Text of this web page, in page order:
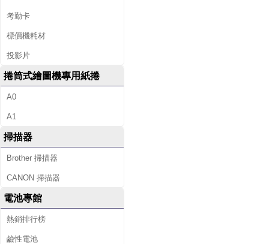
考勤卡
標價機耗材
投影片
捲筒式繪圖機專用紙捲
A0
A1
掃描器
Brother 掃描器
CANON 掃描器
電池專館
熱銷排行榜
鹼性電池